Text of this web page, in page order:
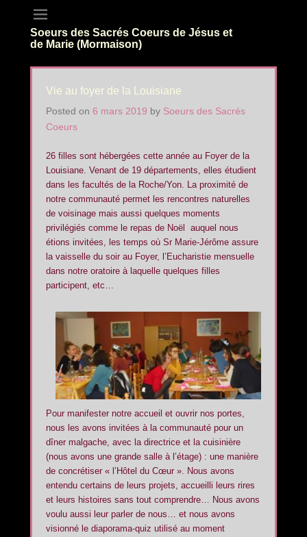
Soeurs des Sacrés Coeurs de Jésus et
de Marie (Mormaison)
Vie au foyer de la Louisiane
Posted on 6 mars 2019 by Soeurs des Sacrés
Coeurs
26 filles sont hébergées cette année au Foyer de la
Louisiane. Venant de 19 départements, elles étudient
dans les facultés de la Roche/Yon. La proximité de
notre communauté permet les rencontres naturelles
de voisinage mais aussi quelques moments
privilégiés comme le repas de Noël auquel nous
étions invitées, les temps où Sr Marie-Jérôme assure
la vaisselle du soir au Foyer, l’Eucharistie mensuelle
dans notre oratoire à laquelle quelques filles
participent, etc…
Pour manifester notre accueil et ouvrir nos portes,
nous les avons invitées à la communauté pour un
dîner malgache, avec la directrice et la cuisinière
(nous avons une grande salle à l’étage) : une manière
de concrétiser « l’Hôtel du Cœur ». Nous avons
entendu certains de leurs projets, accueilli leurs rires
et leurs histoires sans tout comprendre… Nous avons
voulu aussi leur parler de nous… et nous avons
visionné le diaporama-quiz utilisé au moment